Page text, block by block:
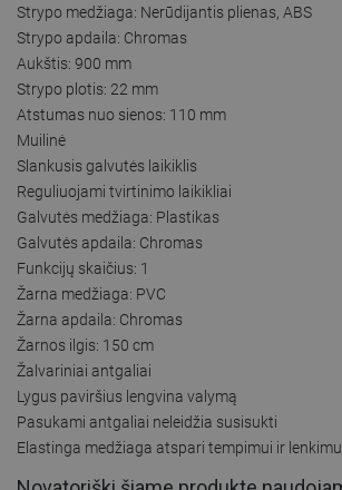
Strypo medžiaga: Nerūdijantis plienas, ABS
Strypo apdaila: Chromas
Aukštis: 900 mm
Strypo plotis: 22 mm
Atstumas nuo sienos: 110 mm
Muilinė
Slankusis galvutės laikiklis
Reguliuojami tvirtinimo laikikliai
Galvutės medžiaga: Plastikas
Galvutės apdaila: Chromas
Funkcijų skaičius: 1
Žarna medžiaga: PVC
Žarna apdaila: Chromas
Žarnos ilgis: 150 cm
Žalvariniai antgaliai
Lygus paviršius lengvina valymą
Pasukami antgaliai neleidžia susisukti
Elastinga medžiaga atspari tempimui ir